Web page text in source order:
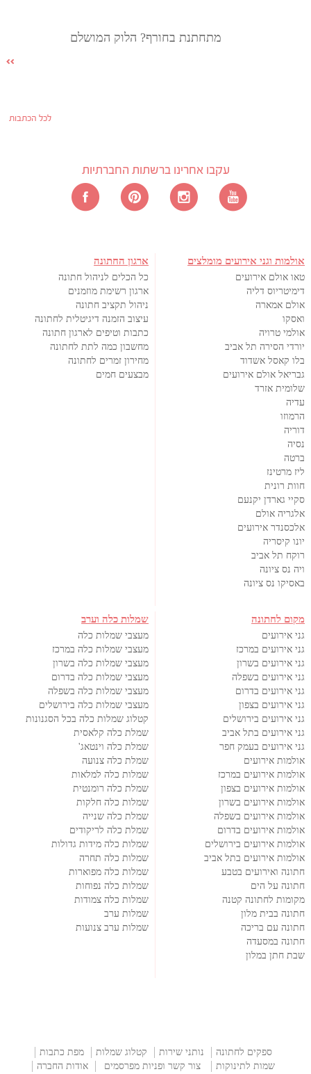
מתחתנת בחורף? הלוק המושלם
לכל הכתבות
עקבו אחרינו ברשתות החברתיות
אולמות וגני אירועים מומלצים
טאו אולם אירועים
דימיטריוס דליה
אולם אמארה
ואסקו
אולמי טרויה
יורדי הסירה תל אביב
בלו קאסל אשדוד
גבריאל אולם אירועים
שלומית אזרד
עדיה
הרמוזו
דוריה
נסיה
ברטה
ליז מרטינז
חוות רונית
סקיי גארדן יקנעם
אלגריה אולם
אלכסנדר אירועים
יונו קיסריה
רוקח תל אביב
ויה נס ציונה
באסיקו נס ציונה
ארגון החתונה
כל הכלים לניהול חתונה
ארגון רשימת מוזמנים
ניהול תקציב חתונה
עיצוב הזמנה דיגיטלית לחתונה
כתבות וטיפים לארגון חתונה
מחשבון כמה לתת לחתונה
מחירון זמרים לחתונה
מבצעים חמים
מקום לחתונה
גני אירועים
גני אירועים במרכז
גני אירועים בשרון
גני אירועים בשפלה
גני אירועים בדרום
גני אירועים בצפון
גני אירועים בירושלים
גני אירועים בתל אביב
גני אירועים בעמק חפר
אולמות אירועים
אולמות אירועים במרכז
אולמות אירועים בצפון
אולמות אירועים בשרון
אולמות אירועים בשפלה
אולמות אירועים בדרום
אולמות אירועים בירושלים
אולמות אירועים בתל אביב
חתונה ואירועים בטבע
חתונה על הים
מקומות לחתונה קטנה
חתונה בבית מלון
חתונה עם בריכה
חתונה במסעדה
שבת חתן במלון
שמלות כלה וערב
מעצבי שמלות כלה
מעצבי שמלות כלה במרכז
מעצבי שמלות כלה בשרון
מעצבי שמלות כלה בדרום
מעצבי שמלות כלה בשפלה
מעצבי שמלות כלה בירושלים
קטלוג שמלות כלה בכל הסגנונות
שמלת כלה קלאסית
שמלת כלה וינטאג'
שמלת כלה צנועה
שמלות כלה למלאות
שמלת כלה רומנטית
שמלות כלה חלקות
שמלת כלה שנייה
שמלת כלה לריקודים
שמלות כלה מידות גדולות
שמלות כלה תחרה
שמלות כלה מפוארות
שמלות כלה נפוחות
שמלות כלה צמודות
שמלות ערב
שמלות ערב צנועות
ספקים לחתונה נותני שירות קטלוג שמלות
מפת כתבות
שמות לתינוקות
צור קשר ופניות מפרסמים אודות החברה